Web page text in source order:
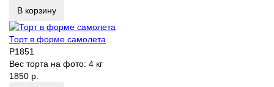
В корзину
Торт в форме самолета
P1851
Вес торта на фото: 4 кг
1850 р.